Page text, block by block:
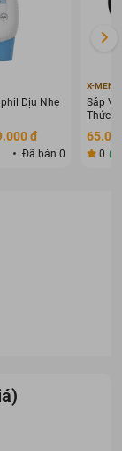
Dịu Nhẹ
đ
Đã bán 0
X-MEN
Sáp
Thức
70g
0 (0)